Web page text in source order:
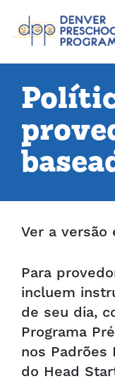
Ver a versão
Para
incluem
de seu dia,
Programa
nos Padrões
do Head